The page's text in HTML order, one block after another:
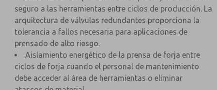
seguro a las herramientas entre ciclos de producción. La
arquitectura de válvulas redundantes proporciona la
tolerancia a fallos necesaria para aplicaciones de
prensado de alto riesgo.
Aislamiento energético de la prensa de forja entre
ciclos de forja cuando el personal de mantenimiento
debe acceder al área de herramientas o eliminar